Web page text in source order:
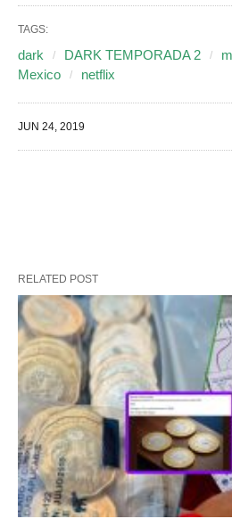
TAGS:
dark DARK TEMPORADA 2
Mexico
netflix
JUN 24, 2019
RELATED POST